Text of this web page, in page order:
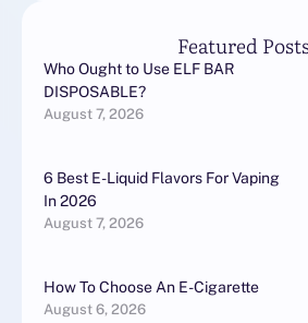
Featured
Who Ought to Use ELF BAR
DISPOSABLE?
August 7, 2026
6 Best E-Liquid Flavors For Vaping
In 2026
August 7, 2026
How To Choose An E-Cigarette
August 6, 2026